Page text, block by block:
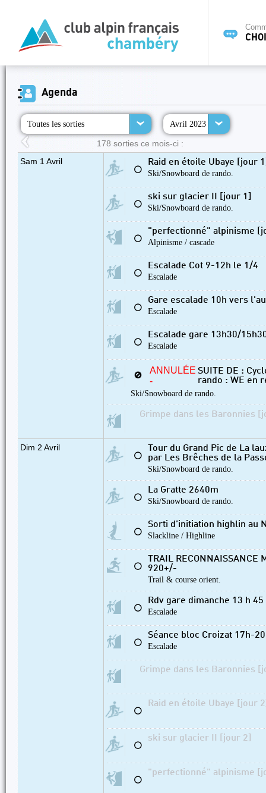
Agenda
Toutes les sorties Avril 2023
178 sorties ce mois-ci :
Sam 1 Avril
⚪
Raid en étoile Ubaye [jour
Ski/Snowboard de rando.
⚪
ski sur glacier II [jour 1]
Ski/Snowboard de rando.
⚪
"perfectionné" alpinisme
Alpinisme / cascade
⚪
Escalade Cot 9-12h le 1/4
Escalade
⚪
Gare escalade 10h vers
Escalade
⚪
Escalade gare 13h30/
Escalade
🚫
ANNULÉE
-
SUITE DE :
rando : WE en
Ski/Snowboard de rando.
Grimpe dans les Baronnies
Dim 2 Avril
⚪
Tour du Grand Pic de La
par Les Brêches de la
Ski/Snowboard de rando.
⚪
La Gratte 2640m
Ski/Snowboard de rando.
⚪
Sorti d’initiation highlin au
Slackline / Highline
⚪
TRAIL RECONNAISSANCE
920+/-
Trail & course orient.
⚪
Rdv gare dimanche 13 h
Escalade
⚪
Séance bloc Croizat 17h-
Escalade
Grimpe dans les Baronnies
⚪
Raid en étoile Ubaye [jour
⚪
ski sur glacier II [jour 2]
⚪
"perfectionné" alpinisme